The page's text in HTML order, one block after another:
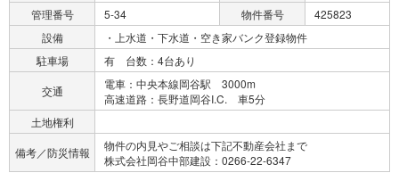
管理番号 5-34 物件番号
425823
設備
・上水道・下水道・空き家バンク登録物件
駐車場
有 台数：4台あり
交通
電車：中央本線岡谷駅 3000m
高速道路：長野道岡谷I.C. 車5分
土地権利
備考／防災情報
物件の内見やご相談は下記不動産会社まで
株式会社岡谷中部建設：0266-22-6347